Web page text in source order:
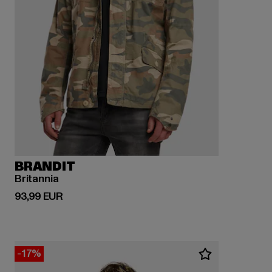
BRANDIT
Britannia
93,99 EUR
Derzeitiger Preis: 93,99 EUR
-17%